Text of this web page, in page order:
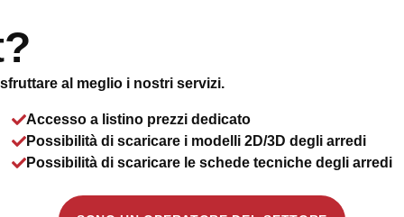
al meglio i nostri servizi.
Accesso a listino prezzi dedicato
Possibilità di scaricare i modelli 2D/3D degli arredi
Possibilità di scaricare le schede tecniche degli arredi